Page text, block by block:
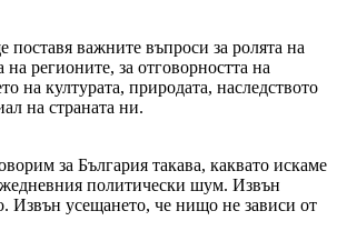
поставя важните въпроси за ролята на
на регионите, за отговорността на
на културата, природата, наследството
на страната ни.
за България такава, каквато искаме
политически шум. Извън
Извън усещането, че нищо не зависи от